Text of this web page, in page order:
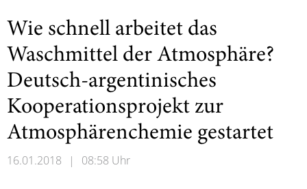
Wie schnell arbeitet das
Waschmittel der Atmosphäre?
Deutsch-argentinisches
Kooperationsprojekt zur
Atmosphärenchemie gestartet
16.01.2018 | 08:58 Uhr